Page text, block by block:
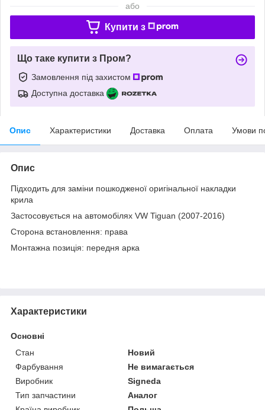
або
Купити з
Що таке купити з Пром?
Замовлення під захистом
Доступна доставка
Опис Характеристики Доставка Оплата Умови
Опис
Підходить для заміни пошкодженої оригінальної накладки
крила
Застосовується на автомобілях VW Tiguan (2007-2016)
Сторона встановлення: права
Монтажна позиція: передня арка
Характеристики
Основні
Стан
Новий
Фарбування
Не вимагається
Виробник
Signeda
Тип запчастини
Аналог